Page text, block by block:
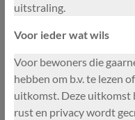
uitstraling.
Voor ieder wat wils
Voor bewoners die
hebben om b.v. te lezen
uitkomst. Deze uitkomst
rust en privacy wordt